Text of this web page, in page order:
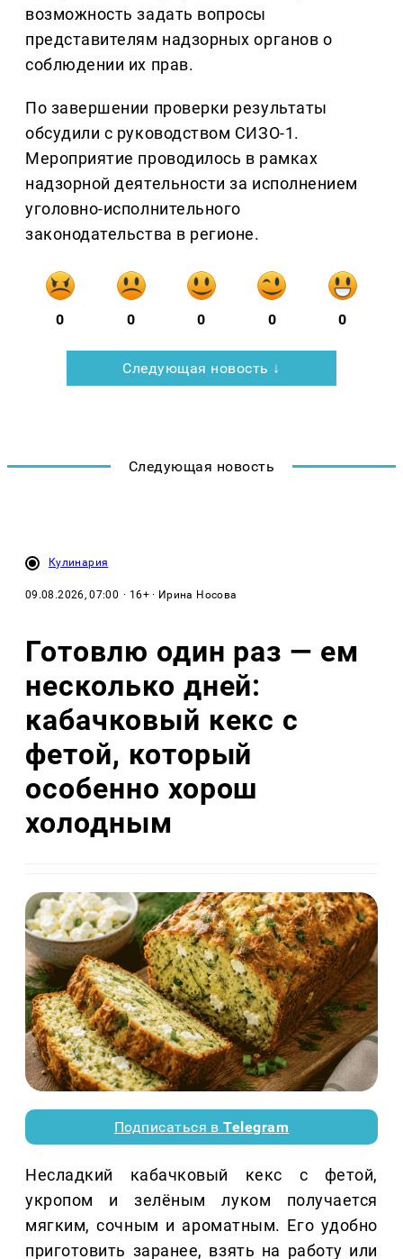
возможность задать вопросы
представителям надзорных органов о
соблюдении их прав.
По завершении проверки результаты
обсудили с руководством СИЗО-1.
Мероприятие проводилось в рамках
надзорной деятельности за исполнением
уголовно-исполнительного
законодательства в регионе.
0 0 0 0 0
Следующая новость ↓
Следующая новость
Кулинария
09.08.2026, 07:00 · 16+ · Ирина Носова
Готовлю один раз — ем
несколько дней:
кабачковый кекс с
фетой, который
особенно хорош
холодным
Подписаться вTelegram
Несладкий кабачковый кекс с фетой,
укропом и зелёным луком получается
мягким, сочным и ароматным. Его удобно
приготовить заранее, взять на работу или